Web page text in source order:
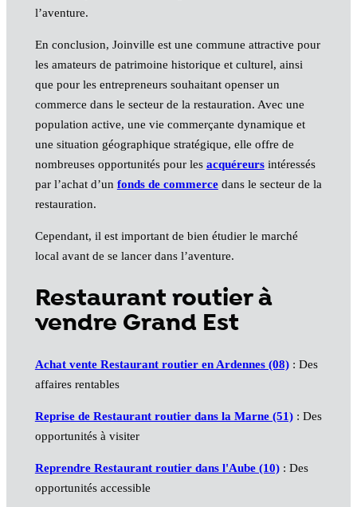
l’aventure.
En conclusion, Joinville est une commune attractive pour
les amateurs de patrimoine historique et culturel, ainsi
que pour les entrepreneurs souhaitant openser un
commerce dans le secteur de la restauration. Avec une
population active, une vie commerçante dynamique et
une situation géographique stratégique, elle offre de
nombreuses opportunités pour les acquéreursintéressés
par l’achat d’un fonds de commercedans le secteur de la
restauration.
Cependant, il est important de bien étudier le marché
local avant de se lancer dans l’aventure.
Restaurant routier à
vendre Grand Est
Achat vente Restaurant routier en Ardennes (08): Des
affaires rentables
Reprise de Restaurant routier dans la Marne (51): Des
opportunités à visiter
Reprendre Restaurant routier dans l'Aube (10): Des
opportunités accessible